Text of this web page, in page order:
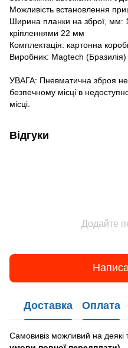
Можливість встановлення
Ширина планки на зброї, мм:
кріпленнями 22 мм
Комплектація: картонна
Виробник: Magtech (Бразилія)
УВАГА: Пневматична зброя не
безпечному місці в
місці.
Відгуки
Додайте
Доставка Оплата
Самовивіз можливий на деякі